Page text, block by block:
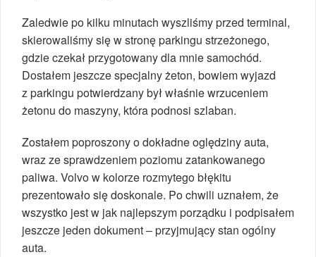
Zaledwie po kilku minutach wyszliśmy przed terminal,
skierowaliśmy się w stronę parkingu strzeżonego,
gdzie czekał przygotowany dla mnie samochód.
Dostałem jeszcze specjalny żeton, bowiem wyjazd
z parkingu potwierdzany był właśnie wrzuceniem
żetonu do maszyny, która podnosi szlaban.
Zostałem poproszony o dokładne oględziny auta,
wraz ze sprawdzeniem poziomu zatankowanego
paliwa. Volvo w kolorze rozmytego błękitu
prezentowało się doskonale. Po chwili uznałem, że
wszystko jest w jak najlepszym porządku i podpisałem
jeszcze jeden dokument – przyjmujący stan ogólny
auta.